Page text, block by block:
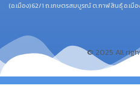
(อ.เมือง)62/1 ถ.เกษตรสมบูรณ์ ต.กาฬสินธุ์ อ.เมื
© 2025 All